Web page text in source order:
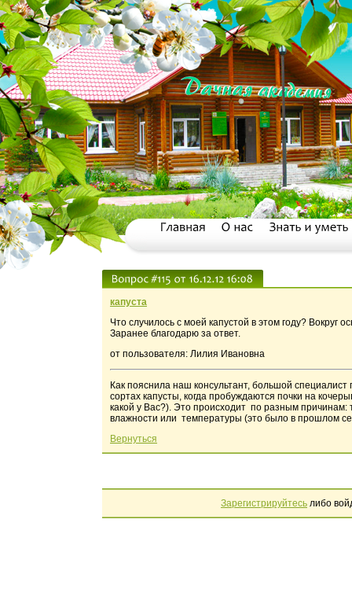
капуста
Что случилось с моей капустой в этом году? Вокруг
Заранее благодарю за ответ.
от пользователя: Лилия Ивановна
Как пояснила наш консультант, большой
сортах капусты, когда пробуждаются почки на
какой у Вас?). Это происходит по разным
влажности или температуры (это было в прошлом
Вернуться
Зарегистрируйтесь либо